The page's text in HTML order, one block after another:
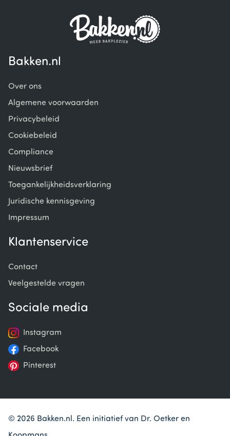
Bakken.nl
Over ons
Algemene voorwaarden
Privacybeleid
Cookiebeleid
Compliance
Nieuwsbrief
Toegankelijkheidsverklaring
Juridische kennisgeving
Impressum
Klantenservice
Contact
Veelgestelde vragen
Sociale media
Instagram
Facebook
Pinterest
© 2026 Bakken.nl. Een initiatief van Dr. Oetker en